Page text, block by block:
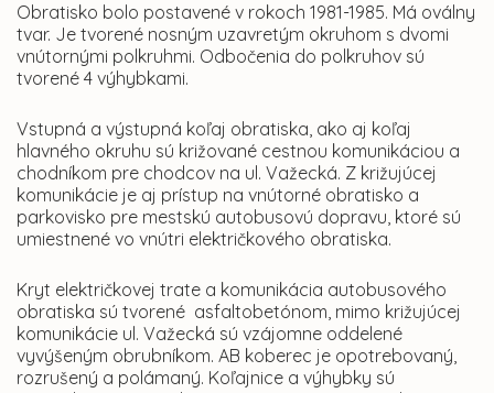
Obratisko bolo postavené v rokoch 1981-1985. Má oválny
tvar. Je tvorené nosným uzavretým okruhom s dvomi
vnútornými polkruhmi. Odbočenia do polkruhov sú
tvorené 4 výhybkami.
Vstupná a výstupná koľaj obratiska, ako aj koľaj
hlavného okruhu sú križované cestnou komunikáciou a
chodníkom pre chodcov na ul. Važecká. Z križujúcej
komunikácie je aj prístup na vnútorné obratisko a
parkovisko pre mestskú autobusovú dopravu, ktoré sú
umiestnené vo vnútri električkového obratiska.
Kryt električkovej trate a komunikácia autobusového
obratiska sú tvorené asfaltobetónom, mimo križujúcej
komunikácie ul. Važecká sú vzájomne oddelené
vyvýšeným obrubníkom. AB koberec je opotrebovaný,
rozrušený a polámaný. Koľajnice a výhybky sú